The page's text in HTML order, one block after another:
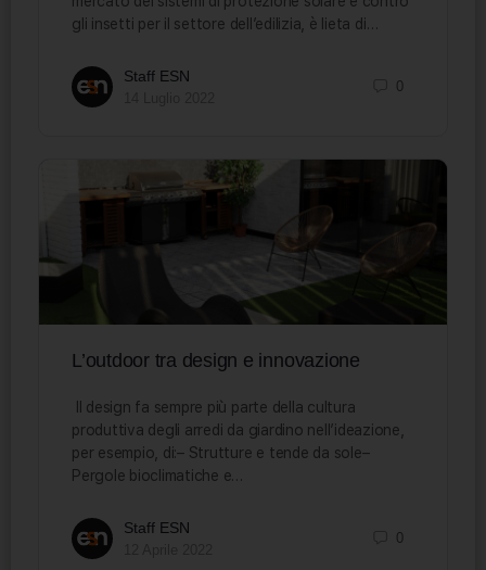
gli insetti per il settore dell’edilizia, è lieta di…
Staff ESN
0
L’outdoor tra design e innovazione
Il design fa sempre più parte della cultura
produttiva degli arredi da giardino nell’ideazione,
per esempio, di:– Strutture e tende da sole–
Pergole bioclimatiche e…
Staff ESN
0